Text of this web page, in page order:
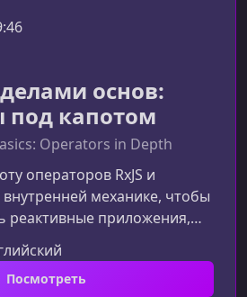
основ:
под капотом
Operators in Depth
операторов RxJS и
внутренней механике, чтобы
реактивные приложения,
и
код.Что вы
раскрывает не
Посмотреть